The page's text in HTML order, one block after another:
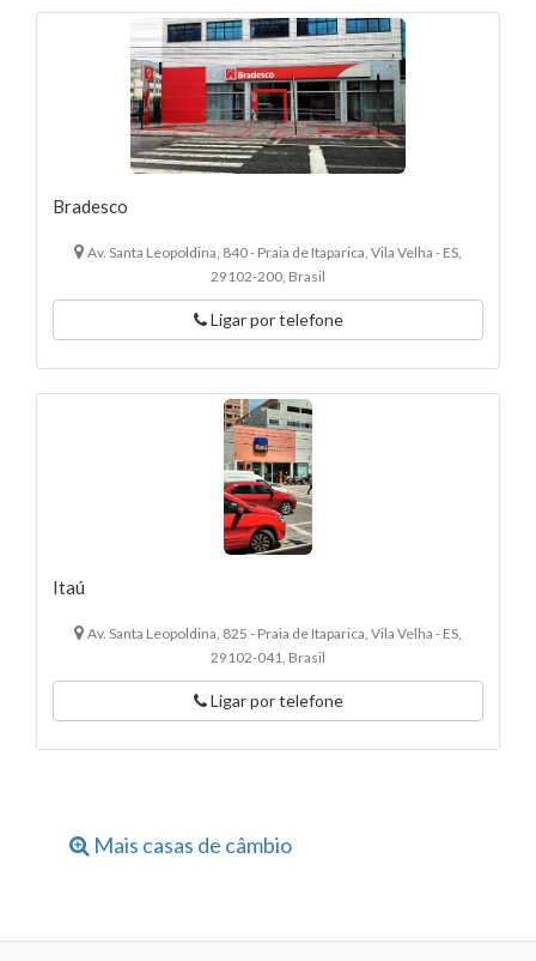
Bradesco
Av. Santa Leopoldina, 840 - Praia de Itaparica, Vila Velha - ES,
29102-200, Brasil
Ligar por telefone
Itaú
Av. Santa Leopoldina, 825 - Praia de Itaparica, Vila Velha - ES,
29102-041, Brasil
Ligar por telefone
Mais casas de câmbio